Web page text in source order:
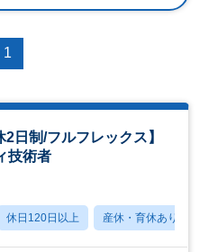
1
2日制/フルフレックス】
技術者
休日120日以上 産休・育休あり